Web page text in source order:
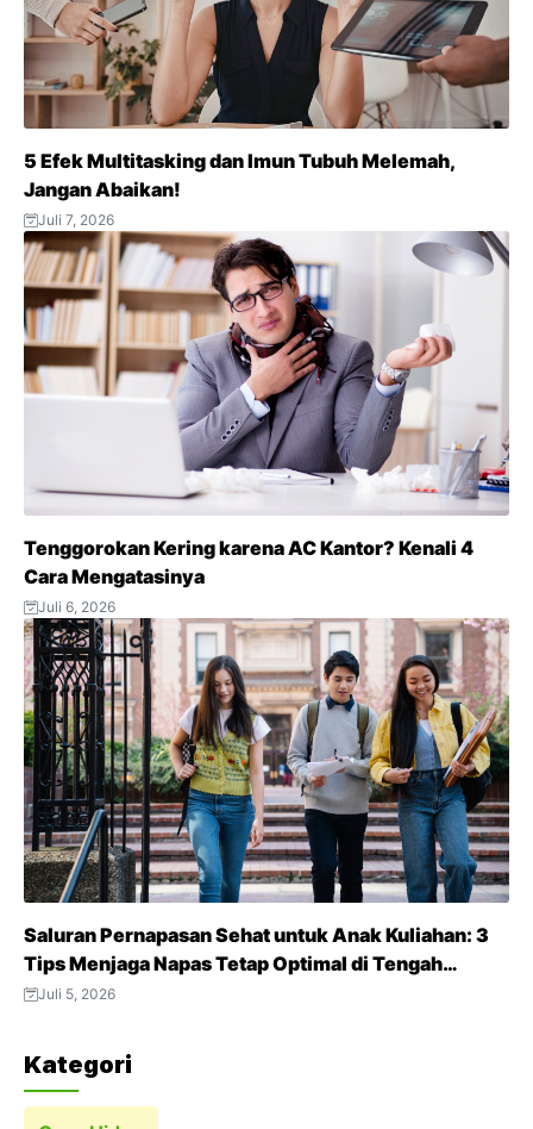
5 Efek Multitasking dan Imun Tubuh Melemah,
Jangan Abaikan!
Juli 7, 2026
Tenggorokan Kering karena AC Kantor? Kenali 4
Cara Mengatasinya
Juli 6, 2026
Saluran Pernapasan Sehat untuk Anak Kuliahan: 3
Tips Menjaga Napas Tetap Optimal di Tengah
Aktivitas Padat
Juli 5, 2026
Kategori